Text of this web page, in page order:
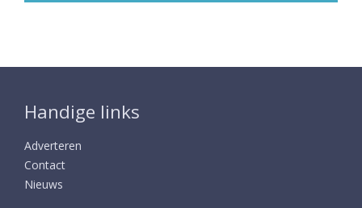
Handige links
Adverteren
Contact
Nieuws